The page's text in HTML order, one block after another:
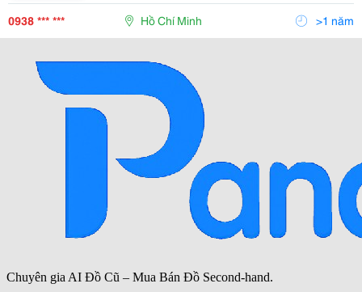
G6 Esic-Q7/ Esic-Q7 Egg/Y10-Wa (Bqqe) - Phớt Làm...
0938 *** *** Hồ Chí Minh >1 năm